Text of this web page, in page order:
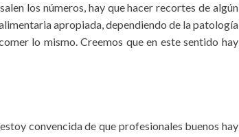
los números, hay que hacer recortes de algún
apropiada, dependiendo de la patología
lo mismo. Creemos que en este sentido hay
convencida de que profesionales buenos hay